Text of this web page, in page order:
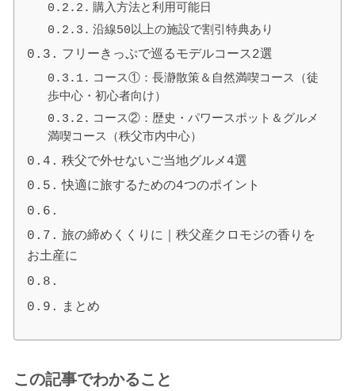
購入方法と利用可能日
沿線50以上の施設で割引特典あり
フリーきっぷで巡るモデルコース2選
コース①：長瀞散策＆自然満喫コース（徒
歩中心・初心者向け）
コース②：歴史・パワースポット＆グルメ
満喫コース（秩父市内中心）
秩父で外せないご当地グルメ4選
快適に旅するための4つのポイント
旅の締めくくりに｜秩父産クロモジの香りを
お土産に
まとめ
この記事でわかること